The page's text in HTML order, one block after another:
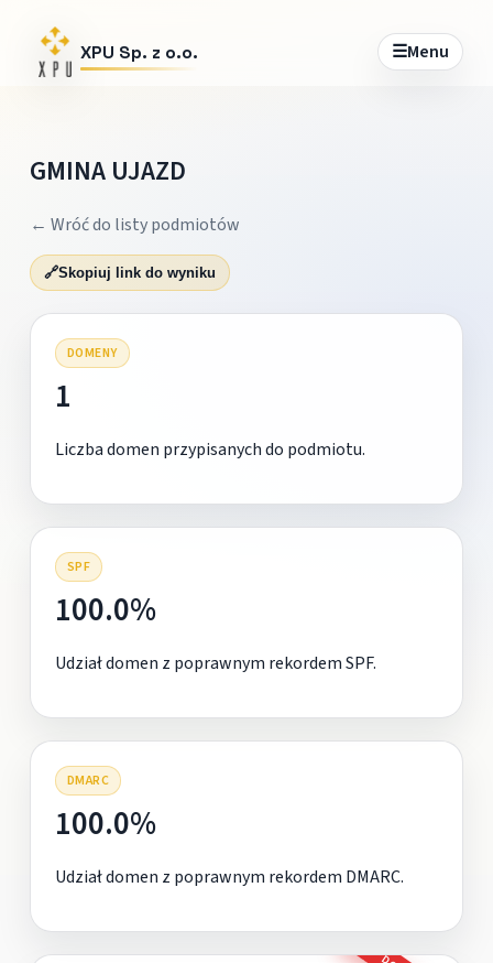
XPU Sp. z o.o. ☰Menu
GMINA UJAZD
← Wróć do listy podmiotów
🔗Skopiuj link do wyniku
DOMENY
1
Liczba domen przypisanych do podmiotu.
SPF
100.0%
Udział domen z poprawnym rekordem SPF.
DMARC
100.0%
Udział domen z poprawnym rekordem DMARC.